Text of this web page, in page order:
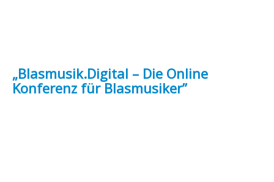
„Blasmusik.Digital – Die Online
Konferenz für Blasmusiker”